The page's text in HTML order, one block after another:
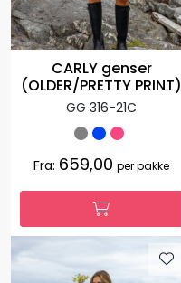
CARLY genser
(OLDER/PRETTY PRINT)
GG 316-21C
Fra: 659,00 per pakke